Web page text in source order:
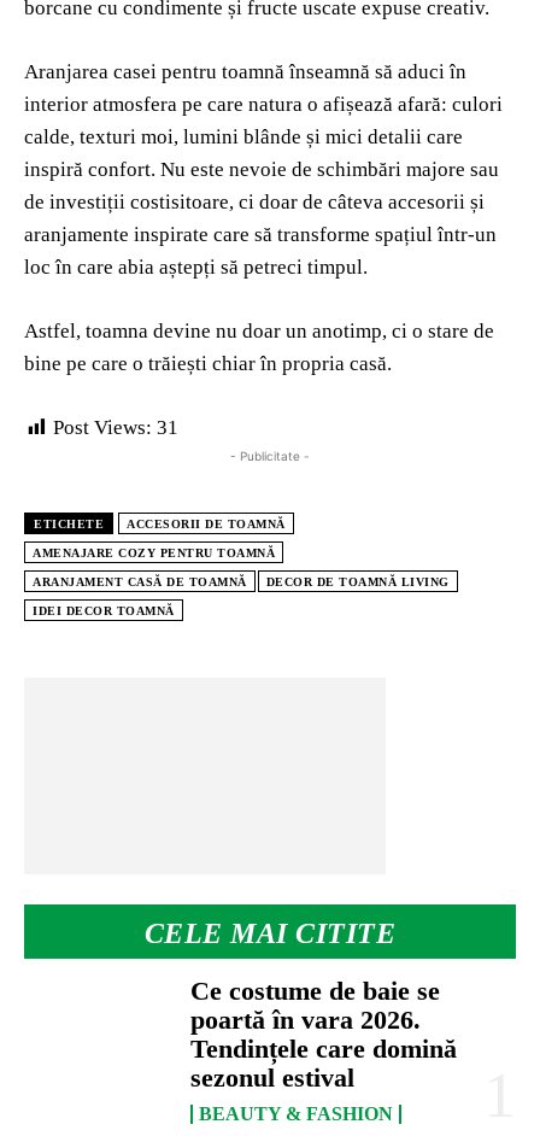
CELE MAI CITITE
Ce costume de baie se
poartă în vara 2026.
Tendințele care domină
sezonul estival
BEAUTY & FASHION
borcane cu condimente și fructe uscate expuse creativ.
Aranjarea casei pentru toamnă înseamnă să aduci în
interior atmosfera pe care natura o afișează afară: culori
calde, texturi moi, lumini blânde și mici detalii care
inspiră confort. Nu este nevoie de schimbări majore sau
de investiții costisitoare, ci doar de câteva accesorii și
aranjamente inspirate care să transforme spațiul într-un
loc în care abia aștepți să petreci timpul.
Astfel, toamna devine nu doar un anotimp, ci o stare de
bine pe care o trăiești chiar în propria casă.
Post Views: 31
- Publicitate -
ETICHETE ACCESORII DE TOAMNĂ
AMENAJARE COZY PENTRU TOAMNĂ
ARANJAMENT CASĂ DE TOAMNĂ DECOR DE TOAMNĂ LIVING
IDEI DECOR TOAMNĂ